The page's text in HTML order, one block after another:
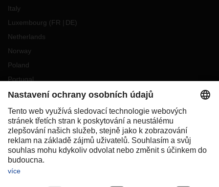
Italy
Luxembourg (FR DE)
Netherlands
Norway
Poland
Portugal
Romania
Slovakia
Spain
Sweden
Switzerland(DE FR)
Turkey